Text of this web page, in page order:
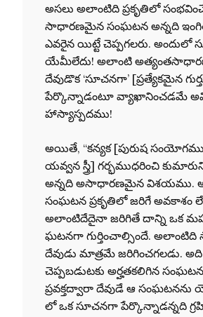
అసలు అలాంటిది ప్రకృతిలో
సాధారణమైన సంఘటన అన్నది
ఎవరైన యిట్టే చెప్పగలరు. అందులో
యేమీలేదు! అలాంటి
దేవుడొక ‘సూచనగా’ [ప్రత్యేకమైన
పేర్కొన్నాడంటూ వ్యాఖానించడమే
హాస్యాస్పదము!
అయితే, “కన్యక [పురుష సంయోగము
యవ్వన స్త్రీ] గర్భముధరించి
అన్నది అసాధారణమైన విశయము.
సంఘటన ప్రకృతిలో జరిగే అవకాశం
అలాంటిదేదైనా జరిగితే దాన్ని ఒక
ఘటనగా గుర్తించాల్సిందే.
దేవుడు మాత్రమే జరిగించగలడు. అది
చెప్పబడుటకు అర్హతకలిగిన
ప్రవక్తద్వారా దేవుడే ఆ
లో ఒక సూచనగా పేర్కొన్నాడన్నది